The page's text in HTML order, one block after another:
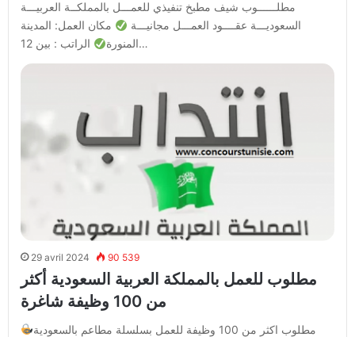
مطلــــــوب شيف مطبخ تنفيذي للعمـــل بالمملكــة العربيـــة
السعوديـــة عقــــود العمـــل مجانيـــة
مكان العمل: المدينة
المنورةالراتب : بين 12…
29 avril 2024 90 539
مطلوب للعمل بالمملكة العربية السعودية أكثر
من 100 وظيفة شاغرة
مطلوب اكثر من 100 وظيفة للعمل بسلسلة مطاعم بالسعودية